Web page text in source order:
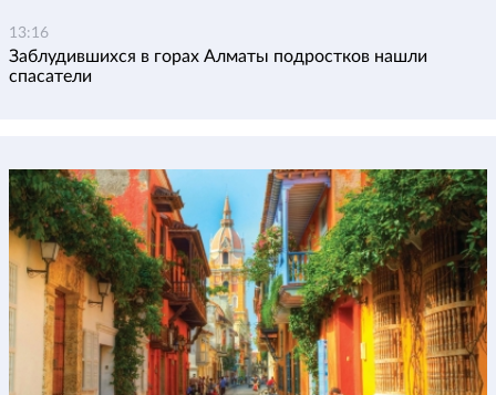
13:16
Заблудившихся в горах Алматы подростков нашли
спасатели